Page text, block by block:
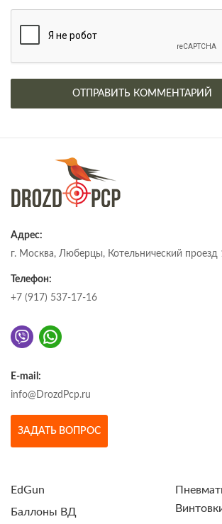
Адрес:
г. Москва, Люберцы, Котельнический проезд
Телефон:
+7 (917) 537-17-16
E-mail:
info@DrozdPcp.ru
ЗАДАТЬ ВОПРОС
EdGun
Баллоны ВД